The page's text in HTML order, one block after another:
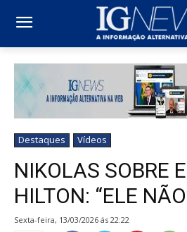
Destaques Vídeos
NIKOLAS SOBRE
HILTON: “ELE
sexta-feira, 13/03/2026 ás 22:22